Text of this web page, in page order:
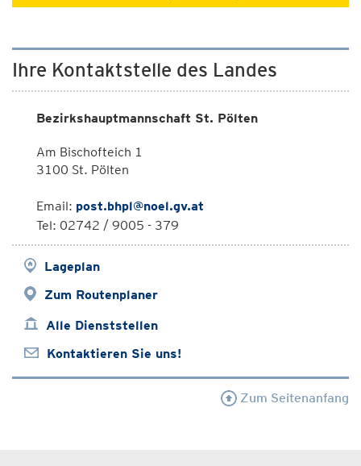
Ihre Kontaktstelle des Landes
Bezirkshauptmannschaft St. Pölten
Am Bischofteich 1
3100 St. Pölten
Email: post.bhpl@noel.gv.at
Tel: 02742 / 9005 - 379
Lageplan
Zum Routenplaner
Alle Dienststellen
Kontaktieren Sie uns!
Zum Seitenanfang